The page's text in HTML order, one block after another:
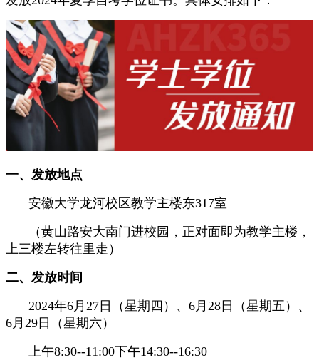
一、发放地点
安徽大学龙河校区教学主楼东317室
（黄山路安大南门进校园，正对面即为教学主楼，
上三楼左转往里走）
二、发放时间
2024年6月27日（星期四）、6月28日（星期五）、
6月29日（星期六）
上午8:30--11:00下午14:30--16:30